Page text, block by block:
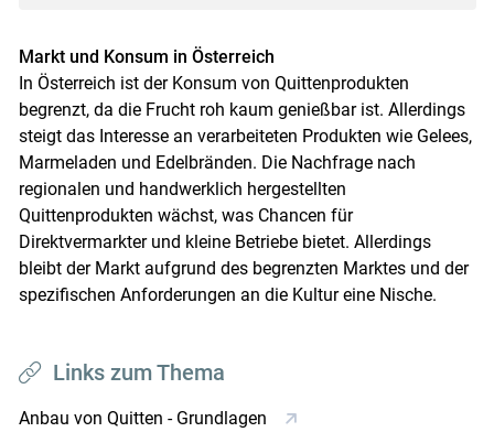
Markt und Konsum in Österreich
In Österreich ist der Konsum von Quittenprodukten
begrenzt, da die Frucht roh kaum genießbar ist. Allerdings
steigt das Interesse an verarbeiteten Produkten wie Gelees,
Marmeladen und Edelbränden. Die Nachfrage nach
regionalen und handwerklich hergestellten
Quittenprodukten wächst, was Chancen für
Direktvermarkter und kleine Betriebe bietet. Allerdings
bleibt der Markt aufgrund des begrenzten Marktes und der
spezifischen Anforderungen an die Kultur eine Nische.
Links zum Thema
Anbau von Quitten - Grundlagen